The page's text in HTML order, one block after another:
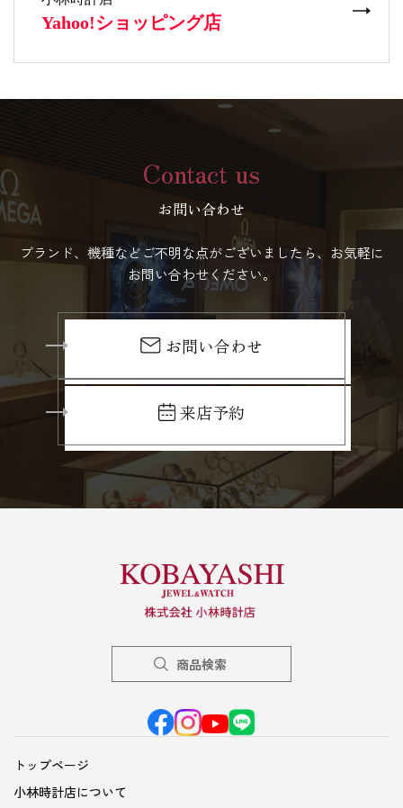
Contact us
お問い合わせ
ブランド、機種などご不明な点がございましたら、お気軽に
お問い合わせください。
お問い合わせ
来店予約
商品検索
トップページ
小林時計店について